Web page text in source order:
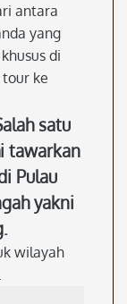
antara
yang
di
ke
satu
tawarkan
Pulau
yakni
wilayah